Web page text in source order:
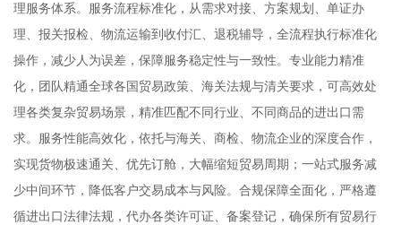
理服务体系。服务流程标准化，从需求对接、方案规划、单证办
理、报关报检、物流运输到收付汇、退税辅导，全流程执行标准化
操作，减少人为误差，保障服务稳定性与一致性。专业能力精准
化，团队精通全球各国贸易政策、海关法规与清关要求，可高效处
理各类复杂贸易场景，精准匹配不同行业、不同商品的进出口需
求。服务性能高效化，依托与海关、商检、物流企业的深度合作，
实现货物极速通关、优先订舱，大幅缩短贸易周期；一站式服务减
少中间环节，降低客户交易成本与风险。合规保障全面化，严格遵
循进出口法律法规，代办各类许可证、备案登记，确保所有贸易行